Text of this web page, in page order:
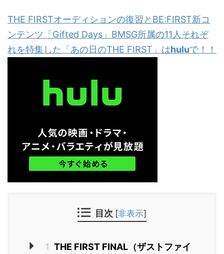
THE FIRSTオーディションの復習とBE:FIRST新コ
ンテンツ「Gifted Days」BMSG所属の11人それぞ
れを特集した「あの日のTHE FIRST」はhuluで！！
目次 [非表示]
1 THE FIRST FINAL（ザストファイ